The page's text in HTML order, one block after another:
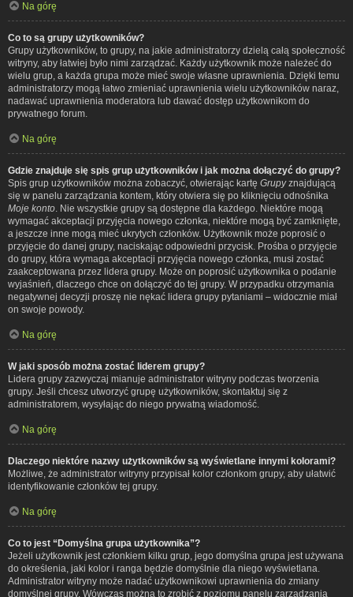
Na górę
Co to są grupy użytkowników?
Grupy użytkowników, to grupy, na jakie administratorzy dzielą całą społeczność
witryny, aby łatwiej było nimi zarządzać. Każdy użytkownik może należeć do
wielu grup, a każda grupa może mieć swoje własne uprawnienia. Dzięki temu
administratorzy mogą łatwo zmieniać uprawnienia wielu użytkowników naraz,
nadawać uprawnienia moderatora lub dawać dostęp użytkownikom do
prywatnego forum.
Na górę
Gdzie znajduje się spis grup użytkowników i jak można dołączyć do grupy?
Spis grup użytkowników można zobaczyć, otwierając kartę Grupyznajdującą
się w panelu zarządzania kontem, który otwiera się po kliknięciu odnośnika
Moje konto . Nie wszystkie grupy są dostępne dla każdego. Niektóre mogą
wymagać akceptacji przyjęcia nowego członka, niektóre mogą być zamknięte,
a jeszcze inne mogą mieć ukrytych członków. Użytkownik może poprosić o
przyjęcie do danej grupy, naciskając odpowiedni przycisk. Prośba o przyjęcie
do grupy, która wymaga akceptacji przyjęcia nowego członka, musi zostać
zaakceptowana przez lidera grupy. Może on poprosić użytkownika o podanie
wyjaśnień, dlaczego chce on dołączyć do tej grupy. W przypadku otrzymania
negatywnej decyzji proszę nie nękać lidera grupy pytaniami – widocznie miał
on swoje powody.
Na górę
W jaki sposób można zostać liderem grupy?
Lidera grupy zazwyczaj mianuje administrator witryny podczas tworzenia
grupy. Jeśli chcesz utworzyć grupę użytkowników, skontaktuj się z
administratorem, wysyłając do niego prywatną wiadomość.
Na górę
Dlaczego niektóre nazwy użytkowników są wyświetlane innymi kolorami?
Możliwe, że administrator witryny przypisał kolor członkom grupy, aby ułatwić
identyfikowanie członków tej grupy.
Na górę
Co to jest “Domyślna grupa użytkownika”?
Jeżeli użytkownik jest członkiem kilku grup, jego domyślna grupa jest używana
do określenia, jaki kolor i ranga będzie domyślnie dla niego wyświetlana.
Administrator witryny może nadać użytkownikowi uprawnienia do zmiany
domyślnej grupy. Wówczas można to zrobić z poziomu panelu zarządzania